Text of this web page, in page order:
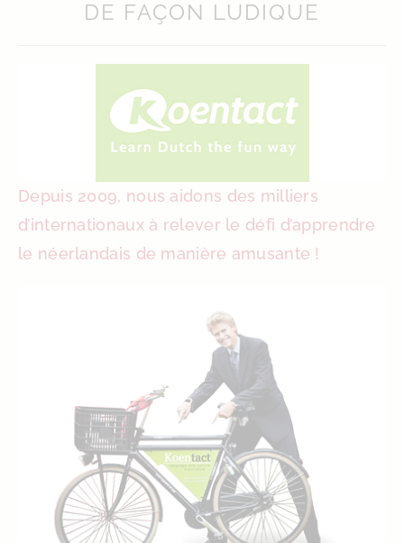
DE FAÇON LUDIQUE
Depuis 2009, nous aidons des milliers
d’internationaux à relever le défi d’apprendre
le néerlandais de manière amusante !